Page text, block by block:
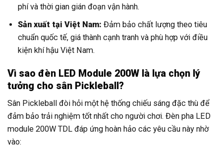
phí và thời gian gián đoạn vận hành.
Sản xuất tại Việt Nam: Đảm bảo chất lượng theo tiêu
chuẩn quốc tế, giá thành cạnh tranh và phù hợp với điều
kiện khí hậu Việt Nam.
Vì sao đèn LED Module 200W là lựa chọn lý
tưởng cho sân Pickleball?
Sân Pickleball đòi hỏi một hệ thống chiếu sáng đặc thù để
đảm bảo trải nghiệm tốt nhất cho người chơi. Đèn pha LED
module 200W TDL đáp ứng hoàn hảo các yêu cầu này nhờ
vào: